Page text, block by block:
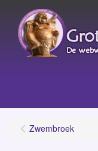
Zwembroek